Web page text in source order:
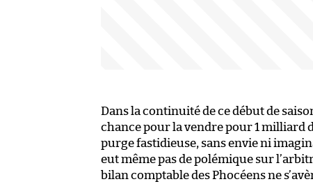
Dans la continuité de ce début de
chance pour la vendre pour 1 milliard
purge fastidieuse, sans envie ni
eut même pas de polémique sur
bilan comptable des Phocéens ne